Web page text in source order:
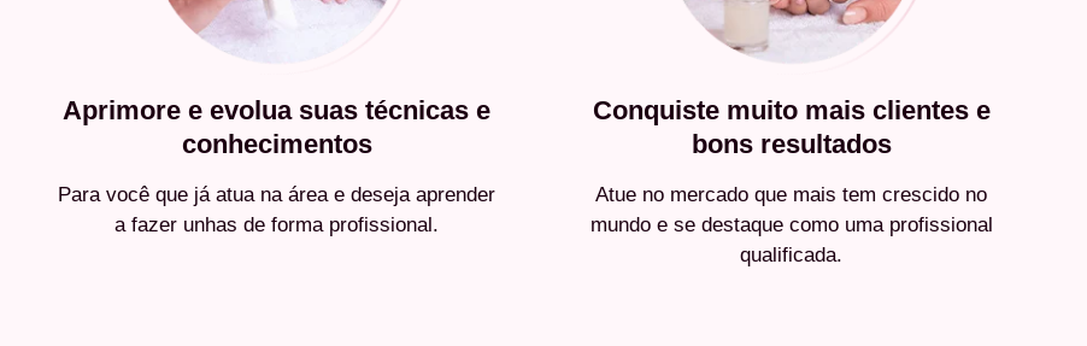
Aprimore e evolua suas técnicas e
conhecimentos
Para você que já atua na área e deseja aprender
a fazer unhas de forma profissional.
Conquiste muito mais clientes e
bons resultados
Atue no mercado que mais tem crescido no
mundo e se destaque como uma profissional
qualificada.